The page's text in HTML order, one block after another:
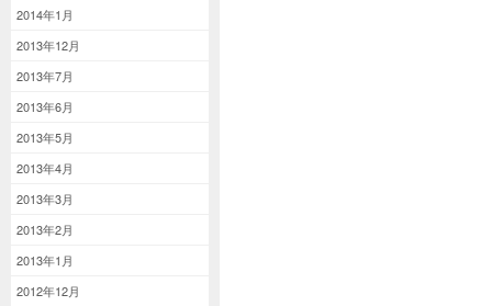
2014年1月
2013年12月
2013年7月
2013年6月
2013年5月
2013年4月
2013年3月
2013年2月
2013年1月
2012年12月